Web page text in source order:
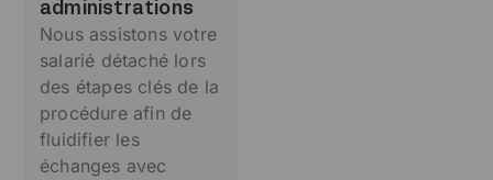
administrations
Nous assistons votre
salarié détaché lors
des étapes clés de la
procédure afin de
fluidifier les
échanges avec